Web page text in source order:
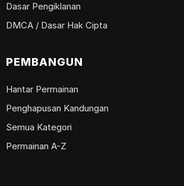
Dasar Pengiklanan
DMCA / Dasar Hak Cipta
PEMBANGUN
Hantar Permainan
Penghapusan Kandungan
Semua Kategori
Permainan A-Z